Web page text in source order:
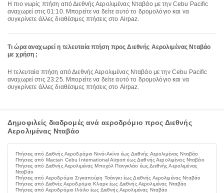
Η πιο νωρίς πτήση από Διεθνής Αερολιμένας Νταβάο με την Cebu Pacific
αναχωρεί στις 01:10. Μπορείτε να δείτε αυτό το δρομολόγιο και να
συγκρίνετε άλλες διαθέσιμες πτήσεις στο Airpaz.
Τι ώρα αναχωρεί η τελευταία πτήση προς Διεθνής Αερολιμένας Νταβάο
με χρήση ;
Η τελευταία πτήση από Διεθνής Αερολιμένας Νταβάο με την Cebu Pacific
αναχωρεί στις 23:25. Μπορείτε να δείτε αυτό το δρομολόγιο και να
συγκρίνετε άλλες διαθέσιμες πτήσεις στο Airpaz.
Δημοφιλείς διαδρομές ανά αεροδρόμιο προς Διεθνής
Αερολιμένας Νταβάο
Πτήσεις από Διεθνής Αεροδρόμιο Νινόι Ακίνο έως Διεθνής Αερολιμένας Νταβάο
Πτήσεις από Mactan Cebu International Airport έως Διεθνής Αερολιμένας Νταβάο
Πτήσεις από Διεθνής Αερολιμένας Μποχόλ Πανγκλάο έως Διεθνής Αερολιμένας
Νταβάο
Πτήσεις από Αεροδρόμιο Σιγκαπούρη Τσάνγκι έως Διεθνής Αερολιμένας Νταβάο
Πτήσεις από Διεθνές Αεροδρόμιο Κλαρκ έως Διεθνής Αερολιμένας Νταβάο
Πτήσεις από Αεροδρόμιο Ιλόιλο έως Διεθνής Αερολιμένας Νταβάο